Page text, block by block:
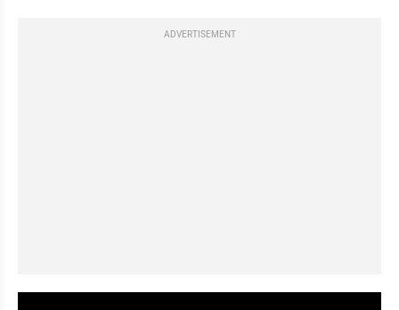
ADVERTISEMENT